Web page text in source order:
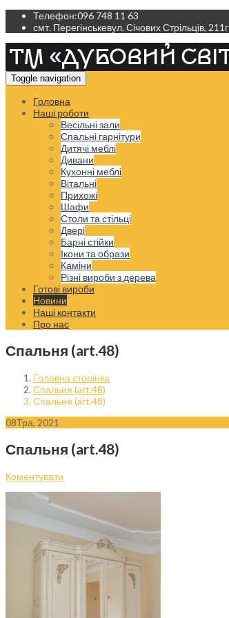
Телефон:096 748 11 63
смт. Перегінськевул. Січових Стрільців, 211г
Toggle navigation
Головна
Наші роботи
Весільні зали
Спальні гарнітури
Дитячі меблі
Дивани
Кухонні меблі
Вітальні
Прихожі
Шафи
Столи та стільці
Двері
Барні стійки
Ікони та образи
Каміни
Різні вироби з дерева
Готові вироби
Новини
Наші контакти
Про нас
Спальня (art.48)
Головна сторінка
Спальня (art.48)
Спальня (art.48)
08Тра, 2021
Спальня (art.48)
Коментувати